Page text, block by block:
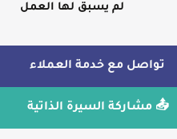
لم يسبق لها العمل
تواصل مع خدمة العملاء
📤 مشاركة السيرة الذاتية